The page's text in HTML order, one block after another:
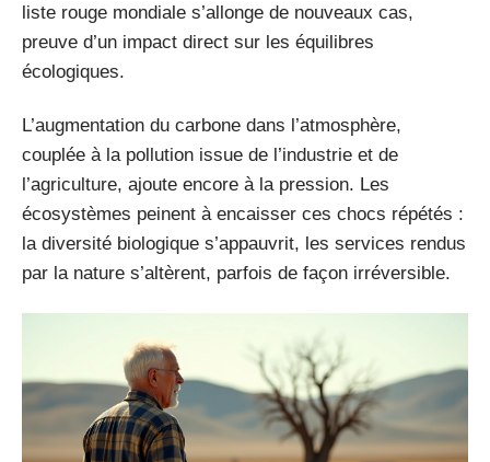
liste rouge mondiale s’allonge de nouveaux cas,
preuve d’un impact direct sur les équilibres
écologiques.
L’augmentation du carbone dans l’atmosphère,
couplée à la pollution issue de l’industrie et de
l’agriculture, ajoute encore à la pression. Les
écosystèmes peinent à encaisser ces chocs répétés :
la diversité biologique s’appauvrit, les services rendus
par la nature s’altèrent, parfois de façon irréversible.